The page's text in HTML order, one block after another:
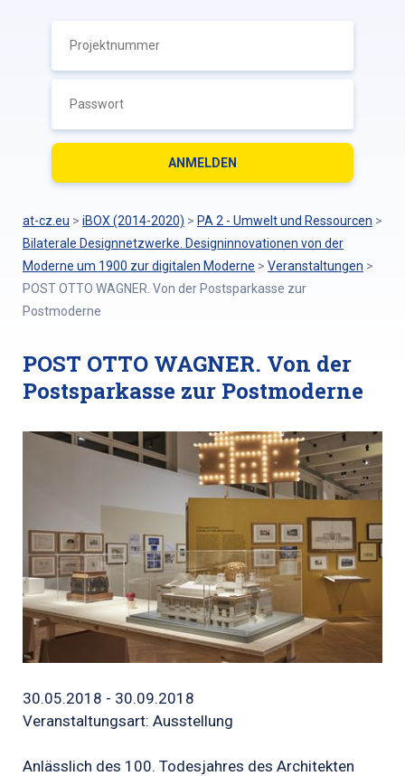
at-cz.eu > iBOX (2014-2020) > PA 2 - Umwelt und Ressourcen >
Bilaterale Designnetzwerke. Designinnovationen von der
Moderne um 1900 zur digitalen Moderne > Veranstaltungen >
POST OTTO WAGNER. Von der Postsparkasse zur
Postmoderne
POST OTTO WAGNER. Von der
Postsparkasse zur Postmoderne
30.05.2018 - 30.09.2018
Veranstaltungsart: Ausstellung
Anlässlich des 100. Todesjahres des Architekten